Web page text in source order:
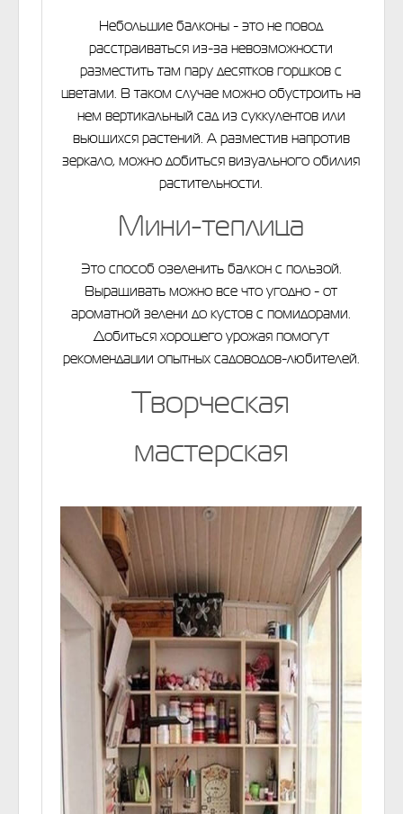
Небольшие балконы - это не повод
расстраиваться из-за невозможности
разместить там пару десятков горшков с
цветами. В таком случае можно обустроить на
нем вертикальный сад из суккулентов или
вьющихся растений. А разместив напротив
зеркало, можно добиться визуального обилия
растительности.
Мини-теплица
Это способ озеленить балкон с пользой.
Выращивать можно все что угодно - от
ароматной зелени до кустов с помидорами.
Добиться хорошего урожая помогут
рекомендации опытных садоводов-любителей.
Творческая
мастерская